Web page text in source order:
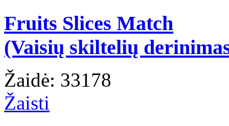
Fruits Slices Match
(Vaisių skiltelių
Žaidė: 33178
Žaisti